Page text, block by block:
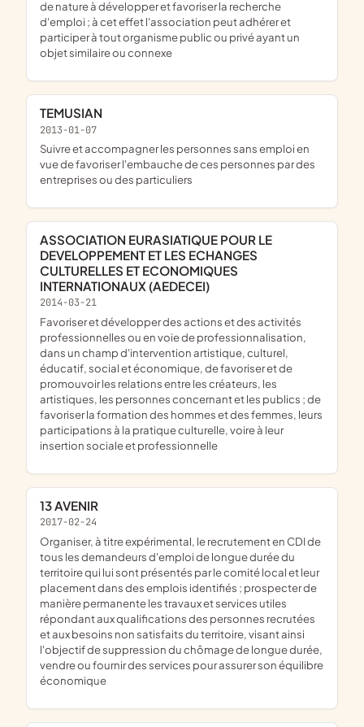
de nature à développer et favoriser la recherche
d'emploi ; à cet effet l'association peut adhérer et
participer à tout organisme public ou privé ayant un
objet similaire ou connexe
TEMUSIAN
2013-01-07
suivre et accompagner les personnes sans emploi en
vue de favoriser l'embauche de ces personnes par des
entreprises ou des particuliers
ASSOCIATION EURASIATIQUE POUR LE
DEVELOPPEMENT ET LES ECHANGES
CULTURELLES ET ECONOMIQUES
INTERNATIONAUX (AEDECEI)
2014-03-21
favoriser et développer des actions et des activités
professionnelles ou en voie de professionnalisation,
dans un champ d'intervention artistique, culturel,
éducatif, social et économique, de favoriser et de
promouvoir les relations entre les créateurs, les
artistiques, les personnes concernant et les publics ; de
favoriser la formation des hommes et des femmes, leurs
participations à la pratique culturelle, voire à leur
insertion sociale et professionnelle
13 AVENIR
2017-02-24
organiser, à titre expérimental, le recrutement en CDI de
tous les demandeurs d'emploi de longue durée du
territoire qui lui sont présentés par le comité local et leur
placement dans des emplois identifiés ; prospecter de
manière permanente les travaux et services utiles
répondant aux qualifications des personnes recrutées
et aux besoins non satisfaits du territoire, visant ainsi
l'objectif de suppression du chômage de longue durée,
vendre ou fournir des services pour assurer son équilibre
économique